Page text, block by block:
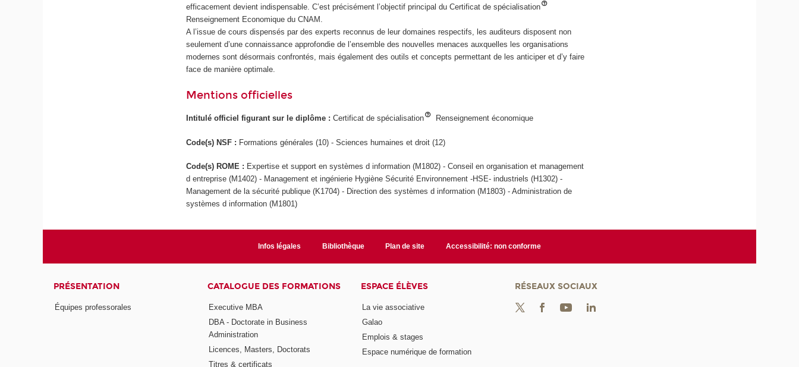
efficacement devient indispensable. C’est précisément l’objectif principal du Certificat de spécialisation
Renseignement Economique du CNAM.
A l’issue de cours dispensés par des experts reconnus de leur domaines respectifs, les auditeurs disposent non
seulement d’une connaissance approfondie de l’ensemble des nouvelles menaces auxquelles les organisations
modernes sont désormais confrontés, mais également des outils et concepts permettant de les anticiper et d’y faire
face de manière optimale.
Mentions officielles
Intitulé officiel figurant sur le diplôme :Certificat de spécialisation Renseignement économique
Code(s) NSF : Formations générales (10) - Sciences humaines et droit (12)
Code(s) ROME : Expertise et support en systèmes d information (M1802) - Conseil en organisation et management
d entreprise (M1402) - Management et ingénierie Hygiène Sécurité Environnement -HSE- industriels (H1302) -
Management de la sécurité publique (K1704) - Direction des systèmes d information (M1803) - Administration de
systèmes d information (M1801)
Infos légales Bibliothèque Plan de site Accessibilité: non conforme
PRÉSENTATION
Équipes professorales
CATALOGUE DES FORMATIONS
Executive MBA
DBA - Doctorate in Business
Administration
Licences, Masters, Doctorats
Titres & certificats
ESPACE ÉLÈVES
La vie associative
Galao
Emplois & stages
Espace numérique de formation
RÉSEAUX SOCIAUX